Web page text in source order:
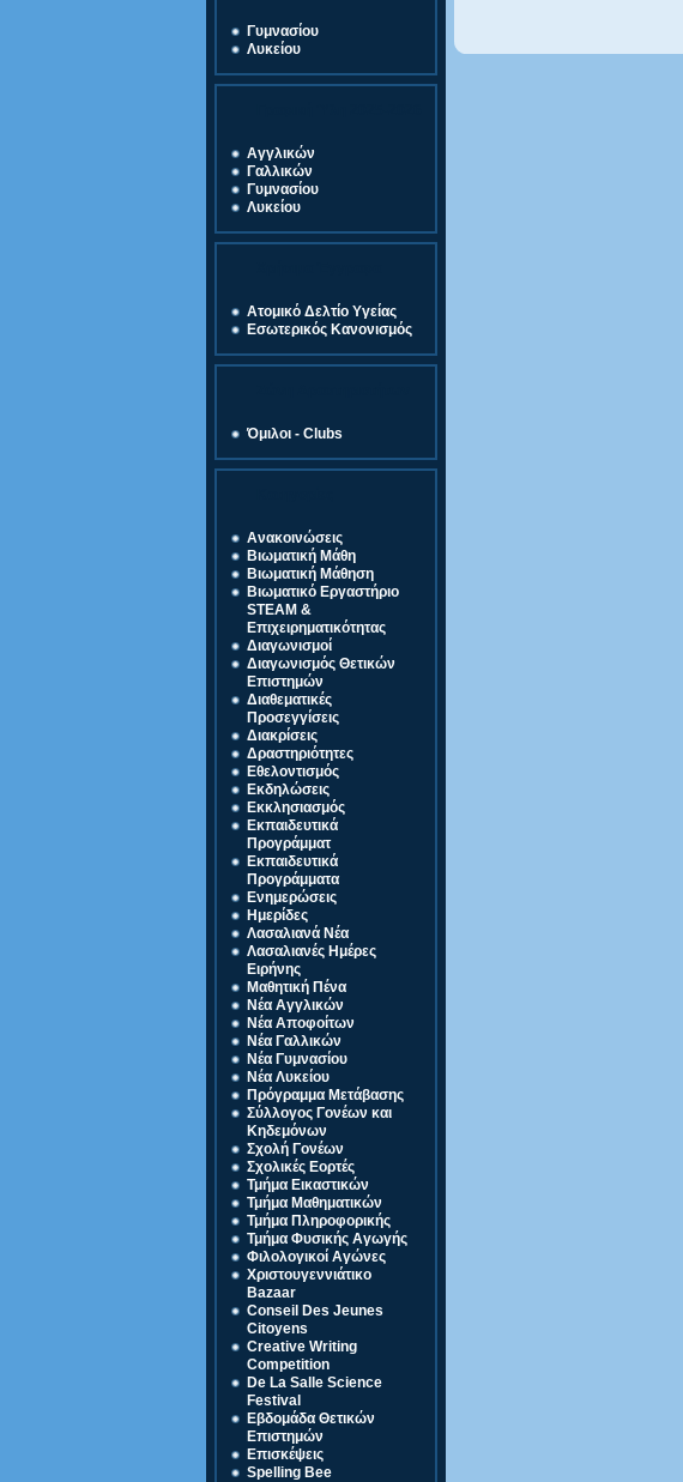
Γυμνασίου
Λυκείου
Αγγλικών
Γαλλικών
Γυμνασίου
Λυκείου
Ατομικό Δελτίο Υγείας
Εσωτερικός Κανονισμός
Όμιλοι - Clubs
Ανακοινώσεις
Βιωματική Μάθη
Βιωματική Μάθηση
Βιωματικό Εργαστήριο
STEAM &
Επιχειρηματικότητας
Διαγωνισμοί
Διαγωνισμός Θετικών
Επιστημών
Διαθεματικές
Προσεγγίσεις
Διακρίσεις
Δραστηριότητες
Εθελοντισμός
Εκδηλώσεις
Εκκλησιασμός
Εκπαιδευτικά
Προγράμματ
Εκπαιδευτικά
Προγράμματα
Ενημερώσεις
Ημερίδες
Λασαλιανά Νέα
Λασαλιανές Ημέρες
Ειρήνης
Μαθητική Πένα
Νέα Αγγλικών
Νέα Αποφοίτων
Νέα Γαλλικών
Νέα Γυμνασίου
Νέα Λυκείου
Πρόγραμμα Μετάβασης
Σύλλογος Γονέων και
Κηδεμόνων
Σχολή Γονέων
Σχολικές Εορτές
Τμήμα Εικαστικών
Τμήμα Μαθηματικών
Τμήμα Πληροφορικής
Τμήμα Φυσικής Αγωγής
Φιλολογικοί Αγώνες
Χριστουγεννιάτικο
Bazaar
Conseil Des Jeunes
Citoyens
Creative Writing
Competition
De La Salle Science
Festival
Eβδομάδα Θετικών
Επιστημών
Eπισκέψεις
Spelling Bee